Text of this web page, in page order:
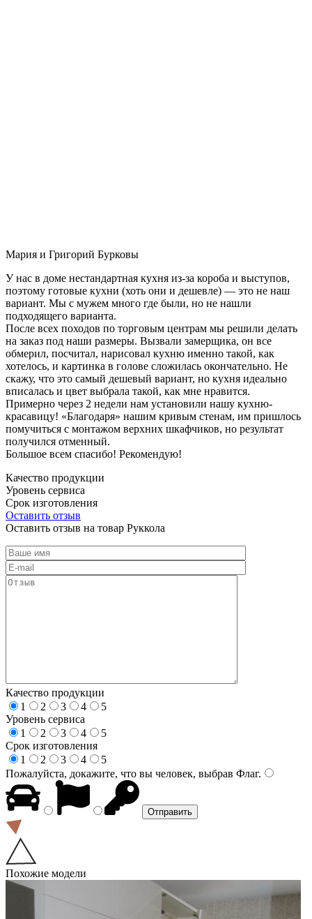
Мария и Григорий Бурковы
У нас в доме нестандартная кухня из-за короба и выступов,
поэтому готовые кухни (хоть они и дешевле) — это не наш
вариант. Мы с мужем много где были, но не нашли
подходящего варианта.
После всех походов по торговым центрам мы решили делать
на заказ под наши размеры. Вызвали замерщика, он все
обмерил, посчитал, нарисовал кухню именно такой, как
хотелось, и картинка в голове сложилась окончательно. Не
скажу, что это самый дешевый вариант, но кухня идеально
вписалась и цвет выбрала такой, как мне нравится.
Примерно через 2 недели нам установили нашу кухню-
красавицу! «Благодаря» нашим кривым стенам, им пришлось
помучиться с монтажом верхних шкафчиков, но результат
получился отменный.
Большое всем спасибо! Рекомендую!
Качество продукции
Уровень сервиса
Срок изготовления
Оставить отзыв
Оставить отзыв на товар Руккола
Качество продукции
1
2 3 4
5
Уровень сервиса
1
2 3 4
5
Срок изготовления
1
2 3 4
5
Пожалуйста, докажите, что вы человек, выбрав Флаг.
Похожие модели